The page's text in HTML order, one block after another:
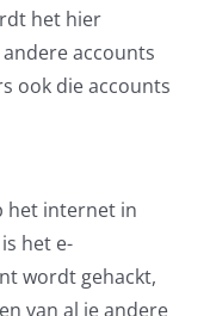
het hier
accounts
ook die accounts
het internet in
het e-
wordt gehackt,
van al je andere